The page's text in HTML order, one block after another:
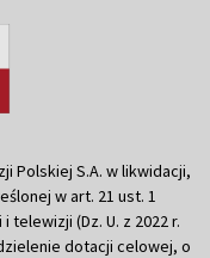
Polskiej S.A. w likwidacji,
w art. 21 ust. 1
telewizji (Dz. U. z 2022 r.
dotacji celowej, o